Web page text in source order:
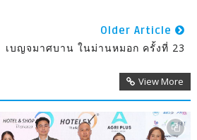
Older Article
เบญจมาศบาน ในม่านหมอก ครั้งที่ 23
View More